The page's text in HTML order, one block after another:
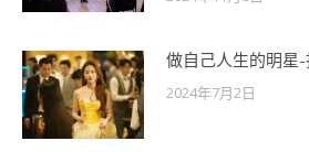
做自己人生的明星
2024年7月2日